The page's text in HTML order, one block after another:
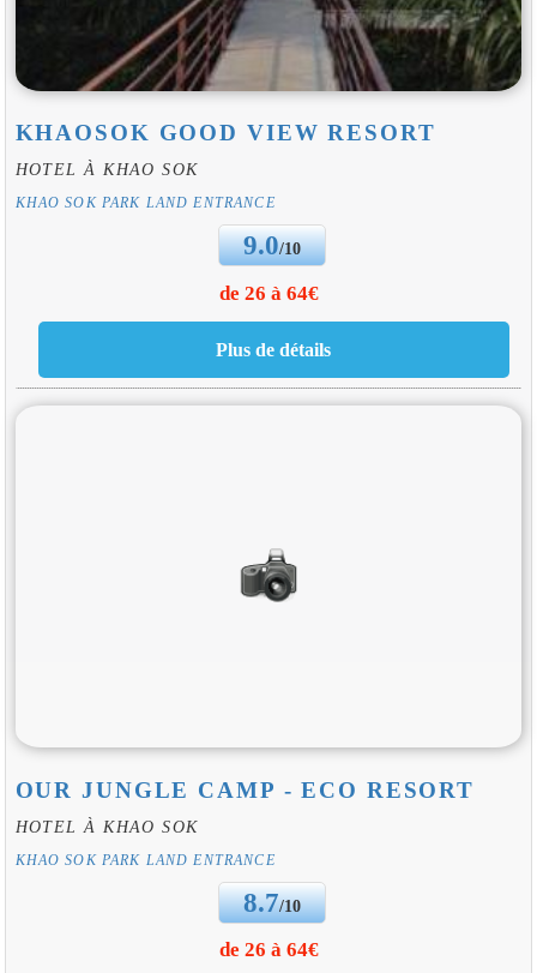
KHAOSOK GOOD VIEW RESORT
HOTEL À KHAO SOK
KHAO SOK PARK LAND ENTRANCE
9.0/10
de 26 à 64€
OUR JUNGLE CAMP - ECO RESORT
HOTEL À KHAO SOK
KHAO SOK PARK LAND ENTRANCE
8.7/10
de 26 à 64€